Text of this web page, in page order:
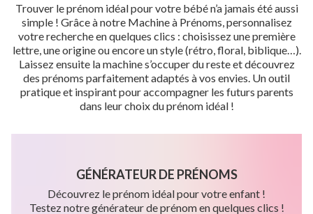
Trouver le prénom idéal pour votre bébé n’a jamais été aussi
simple ! Grâce à notre Machine à Prénoms, personnalisez
votre recherche en quelques clics : choisissez une première
lettre, une origine ou encore un style (rétro, floral, biblique…).
Laissez ensuite la machine s’occuper du reste et découvrez
des prénoms parfaitement adaptés à vos envies. Un outil
pratique et inspirant pour accompagner les futurs parents
dans leur choix du prénom idéal !
GÉNÉRATEUR DE PRÉNOMS
Découvrez le prénom idéal pour votre enfant !
Testez notre générateur de prénom en quelques clics !